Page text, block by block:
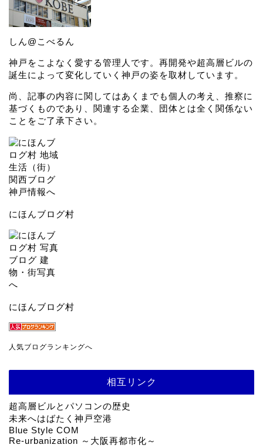
しん@こべるん
神戸をこよなく愛する管理人です。再開発や超高層ビルの
誕生によって変化していく神戸の姿を取材しています。
尚、記事の内容に関してはあくまでも個人の考え、推察に
基づくものであり、関連する企業、団体とは全く関係ない
ことをご了承下さい。
にほんブログ村
にほんブログ村
人気ブログランキングへ
相互リンク
超高層ビルとパソコンの歴史
未来へはばたく神戸空港
Blue Style COM
Re-urbanization ～大阪再都市化～